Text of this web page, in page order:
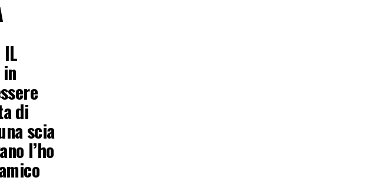
di
scia
l’ho